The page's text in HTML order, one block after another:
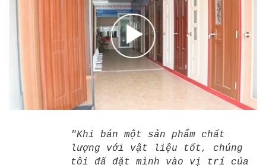
"Khi bán một sản phẩm chất
lượng với vật liệu tốt, chúng
tôi đã đặt mình vào vị trí của